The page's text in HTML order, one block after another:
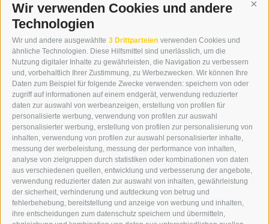
Wir verwenden Cookies und andere
Technologien
Wir und andere ausgewählte 3 Drittparteien verwenden Cookies und
ähnliche Technologien. Diese Hilfsmittel sind unerlässlich, um die
Nutzung digitaler Inhalte zu gewährleisten, die Navigation zu verbessern
und, vorbehaltlich Ihrer Zustimmung, zu Werbezwecken. Wir können Ihre
Daten zum Beispiel für folgende Zwecke verwenden: speichern von oder
zugriff auf informationen auf einem endgerät, verwendung reduzierter
daten zur auswahl von werbeanzeigen, erstellung von profilen für
personalisierte werbung, verwendung von profilen zur auswahl
personalisierter werbung, erstellung von profilen zur personalisierung von
inhalten, verwendung von profilen zur auswahl personalisierter inhalte,
messung der werbeleistung, messung der performance von inhalten,
analyse von zielgruppen durch statistiken oder kombinationen von daten
aus verschiedenen quellen, entwicklung und verbesserung der angebote,
verwendung reduzierter daten zur auswahl von inhalten, gewährleistung
der sicherheit, verhinderung und aufdeckung von betrug und
fehlerbehebung, bereitstellung und anzeige von werbung und inhalten,
ihre entscheidungen zum datenschutz speichern und übermitteln,
KONTAKT
WIPP-MEDIA GMBH
DER ERKER
NEUSTADT 20A
I-39049 STERZING
TEL.: +39 0472 766876
GRAFIK@DERERKER.IT
INFO@DERERKER.IT
BARBARA.FONTANA@DERERKER.IT
DER ERKER
WERBEN IM ERKER
ONLINE-WERBUNG
SEPA-DAUERAUFTRAG